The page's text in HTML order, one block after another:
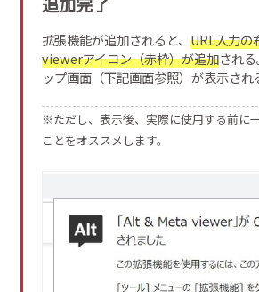
拡張機能が追加されると、 URL入力
viewerアイコン（赤枠）が追加され
ップ画面（下記画面参照）が表示され
※ただし、表示後、実際に使用する前に
ことをオススメします。